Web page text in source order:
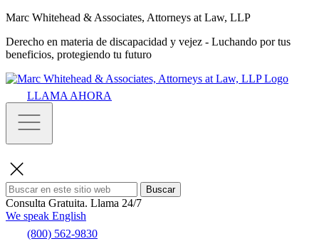
Marc Whitehead & Associates, Attorneys at Law, LLP
Derecho en materia de discapacidad y vejez - Luchando por tus
beneficios, protegiendo tu futuro
LLAMA AHORA
Buscar
Consulta Gratuita. Llama 24/7
We speak English
(800) 562-9830